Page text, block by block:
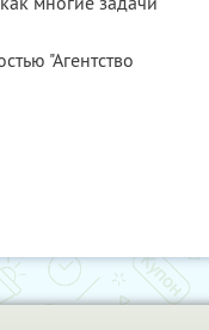
"Агентство